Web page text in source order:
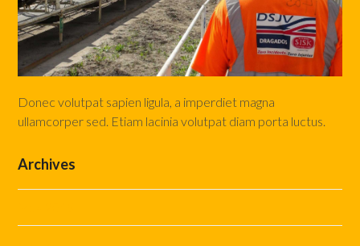
Donec volutpat sapien ligula, a imperdiet magna
ullamcorper sed. Etiam lacinia volutpat diam porta luctus.
Archives